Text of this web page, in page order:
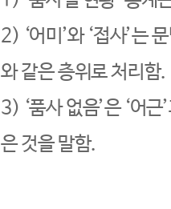
2) ‘어미’와 ‘접사’는
와 같은 층위로 처리함.
3) ‘품사 없음’은 ‘어
은 것을 말함.